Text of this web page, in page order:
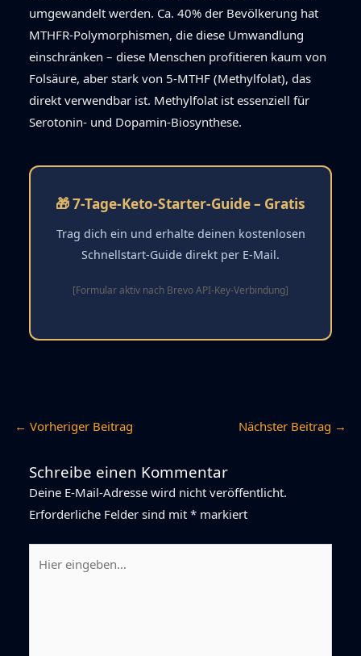
umgewandelt werden. Ca. 40% der Bevölkerung hat
MTHFR-Polymorphismen, die diese Umwandlung
einschränken – diese Menschen profitieren kaum von
Folsäure, aber stark von 5-MTHF (Methylfolat), das
direkt verwendbar ist. Methylfolat ist essenziell für
Serotonin- und Dopamin-Biosynthese.
🎁 7-Tage-Keto-Starter-Guide – Gratis
Trag dich ein und erhalte deinen kostenlosen
Schnellstart-Guide direkt per E-Mail.
[Formular aktiv nach Brevo API-Key-Verbindung]
← Vorheriger Beitrag Nächster Beitrag →
Schreibe einen Kommentar
Deine E-Mail-Adresse wird nicht veröffentlicht.
Erforderliche Felder sind mit * markiert
eingeben…